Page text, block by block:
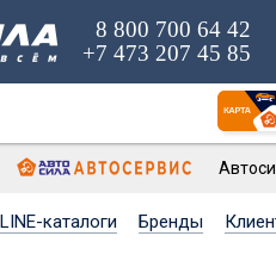
8 800 700 64 42
+7 473 207 45 85
каталоги Бренды